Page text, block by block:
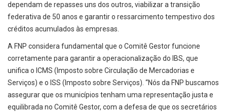
dependam de repasses uns dos outros, viabilizar a transição
federativa de 50 anos e garantir o ressarcimento tempestivo dos
créditos acumulados às empresas.
A FNP considera fundamental que o Comitê Gestor funcione
corretamente para garantir a operacionalização do IBS, que
unifica o ICMS (Imposto sobre Circulação de Mercadorias e
Serviços) e o ISS (Imposto sobre Serviços). “Nós da FNP buscamos
assegurar que os municípios tenham uma representação justa e
equilibrada no Comitê Gestor, com a defesa de que os secretários